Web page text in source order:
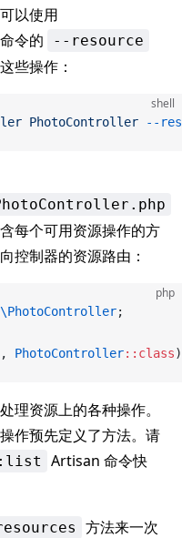
以使用
令的 --resource
些操作：
shell
PhotoController --
每个可用资源操作的方
控制器的资源路由：
php
;
, PhotoController::class
理资源上的各种操作。
作预先定义了方法。请
Artisan 命令快
方法来一次